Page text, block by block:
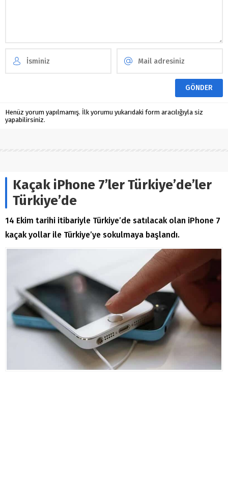
Henüz yorum yapılmamış. İlk yorumu yukarıdaki form aracılığıyla siz
yapabilirsiniz.
Kaçak iPhone 7’ler Türkiye’de’ler
Türkiye’de
14 Ekim tarihi itibariyle Türkiye’de satılacak olan iPhone 7
kaçak yollar ile Türkiye’ye sokulmaya başlandı.